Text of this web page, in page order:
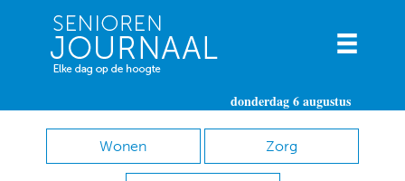
donderdag 6 augustus
Wonen Zorg